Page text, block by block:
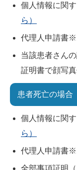
個人情報に関
ら）
代理人申請書
当該患者さん
証明書で顔写真
患者死亡の場合
個人情報に関
ら）
代理人申請書
全部事項証明